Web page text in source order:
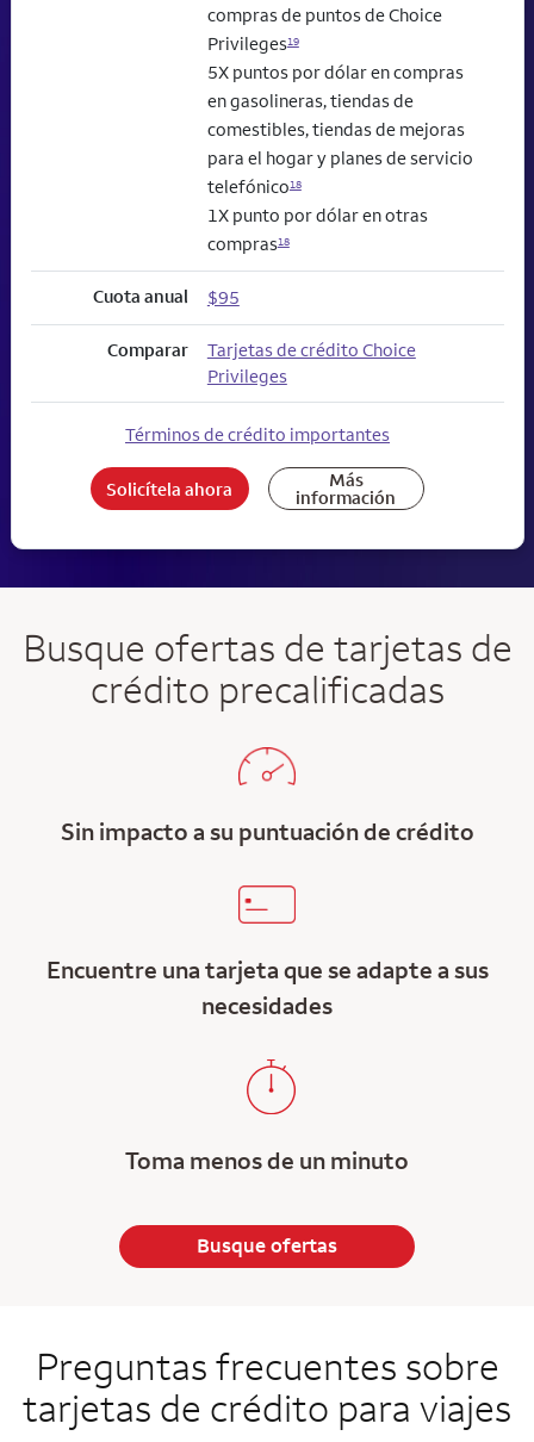
compras de puntos de Choice
Privileges19
5X puntos por dólar en compras
en gasolineras, tiendas de
comestibles, tiendas de mejoras
para el hogar y planes de servicio
telefónico18
1X punto por dólar en otras
compras18
Cuota anual $95
Comparar
Tarjetas de crédito Choice
Privileges
Términos de crédito importantes
Solicítela ahora Más
información
Busque ofertas de tarjetas de
crédito precalificadas
Sin impacto a su puntuación de crédito
Encuentre una tarjeta que se adapte a sus
necesidades
Toma menos de un minuto
Busque ofertas
Preguntas frecuentes sobre
tarjetas de crédito para viajes